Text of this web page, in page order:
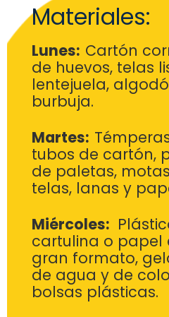
Materiales:
Lunes: Cartón
de huevos, telas
lentejuela,
burbuja.
Martes:
tubos de cartón,
de paletas,
telas, lanas y
Miércoles:
cartulina o papel
gran formato,
de agua y de
bolsas plásticas.